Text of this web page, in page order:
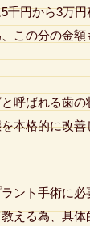
千円から3万
この分の金
呼ばれる歯
本格的に改
ント手術に
える為、具